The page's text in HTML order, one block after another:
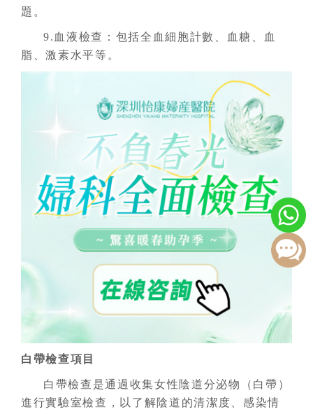
題。
9.血液檢查：包括全血細胞計數、血糖、血
脂、激素水平等。
白帶檢查項目
白帶檢查是通過收集女性陰道分泌物（白帶）
進行實驗室檢查，以了解陰道的清潔度、感染情